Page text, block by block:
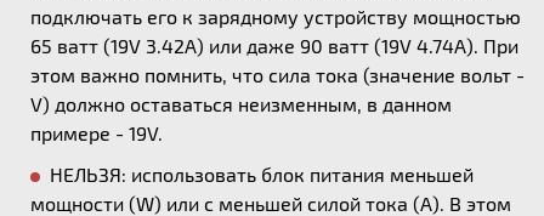
подключать его к зарядному устройству мощностью
65 ватт (19V 3.42A) или даже 90 ватт (19V 4.74A). При
этом важно помнить, что сила тока (значение вольт -
V) должно оставаться неизменным, в данном
примере - 19V.
НЕЛЬЗЯ: использовать блок питания меньшей
мощности (W) или с меньшей силой тока (А). В этом